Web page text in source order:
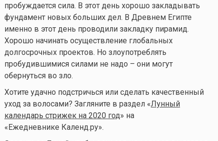
пробуждается сила. В этот день хорошо закладывать
фундамент новых больших дел. В Древнем Египте
именно в этот день проводили закладку пирамид.
Хорошо начинать осуществление глобальных
долгосрочных проектов. Но злоупотреблять
пробудившимися силами не надо – они могут
обернуться во зло.
Хотите удачно подстричься или сделать качественный
уход за волосами? Загляните в раздел «Лунный
календарь стрижек на 2020 год» на
«Ежедневнике Календ.ру».